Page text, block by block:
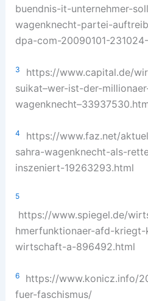
buendnis-it-unternehmer-
wagenknecht-partei-
dpa-com-20090101-
3
https://www.capital.de/
suikat–wer-ist-der-
4
https://www.faz.net/
sahra-wagenknecht-als-
inszeniert-19263293.html
5
https://www.spiegel.de/
hmerfunktionaer-afd-
wirtschaft-a-896492.html
6https://www.konicz.info/
fuer-faschismus/